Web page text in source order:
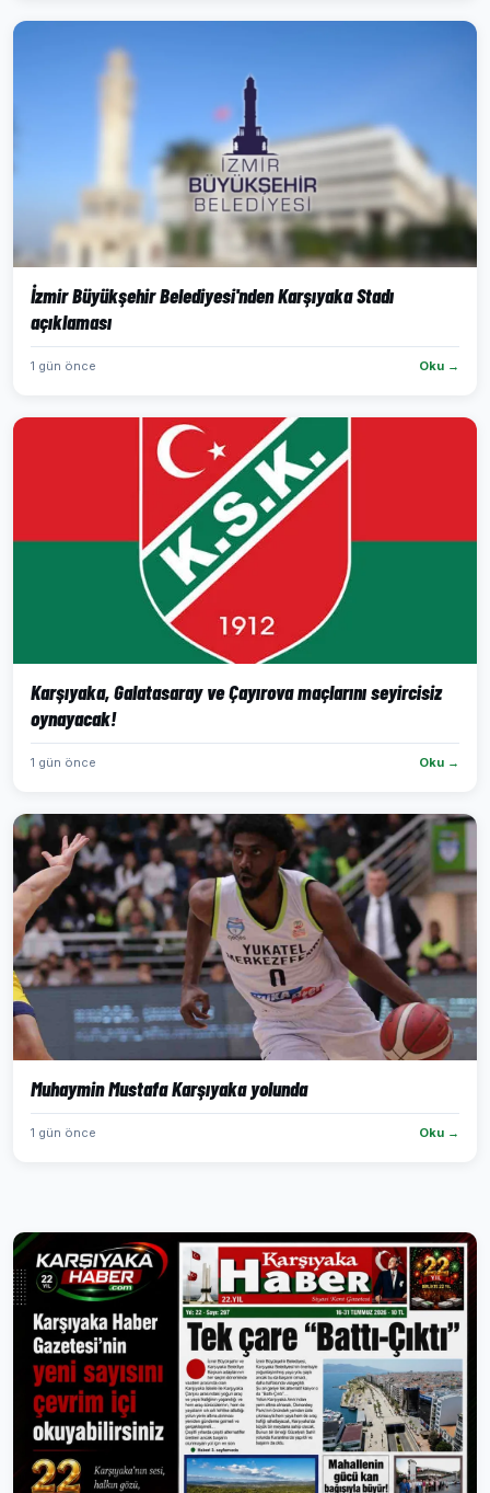
İzmir Büyükşehir Belediyesi'nden Karşıyaka Stadı
açıklaması
1 gün önce Oku →
Karşıyaka, Galatasaray ve Çayırova maçlarını seyircisiz
oynayacak!
1 gün önce Oku →
Muhaymin Mustafa Karşıyaka yolunda
1 gün önce Oku →